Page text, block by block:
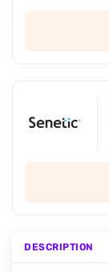
DESCRIPTION